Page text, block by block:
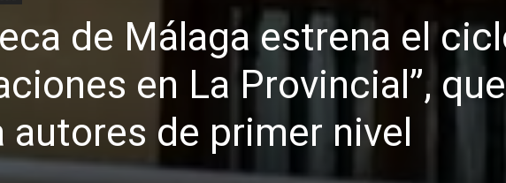
de Málaga estrena el
en La Provincial”, que
autores de primer nivel